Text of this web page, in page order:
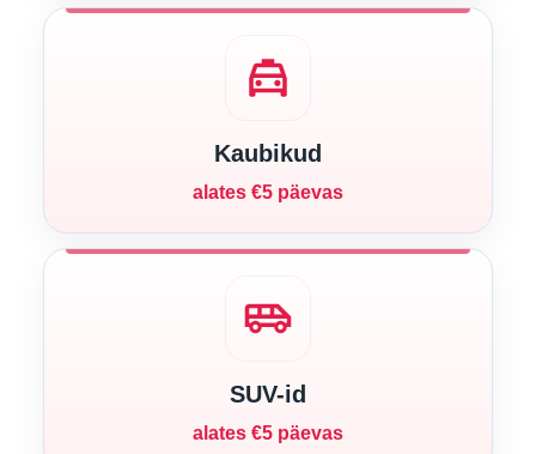
local_taxi
Kaubikud
alates €5 päevas
airport_shuttle
SUV-id
alates €5 päevas